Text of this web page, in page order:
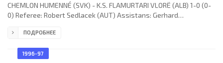
CHEMLON HUMENNÉ (SVK) - K.S. FLAMURTARI VLORË (ALB) 1-0 (0-
0) Referee: Robert Sedlacek (AUT) Assistans: Gerhard
72. F.C. CHEMLON (coach: Andrej Daňko): Juraj Buček, Nikša Boljat,
Lukáč 65), Jozef Valkučák, Igor
ПОДРОБНЕЕ
1996-97